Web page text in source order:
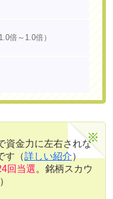
1.0倍～1.0倍）
資金力に左右されな
す（詳しい紹介）
回当選。銘柄スカウ
）